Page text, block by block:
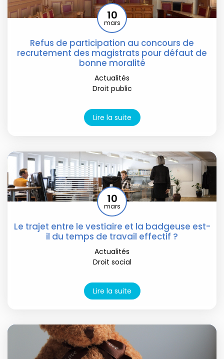
Refus de participation au concours de
recrutement des magistrats pour défaut de
bonne moralité
10
mars
Actualités
Droit public
Lire la suite
Le trajet entre le vestiaire et la badgeuse est-
il du temps de travail effectif ?
10
mars
Actualités
Droit social
Lire la suite